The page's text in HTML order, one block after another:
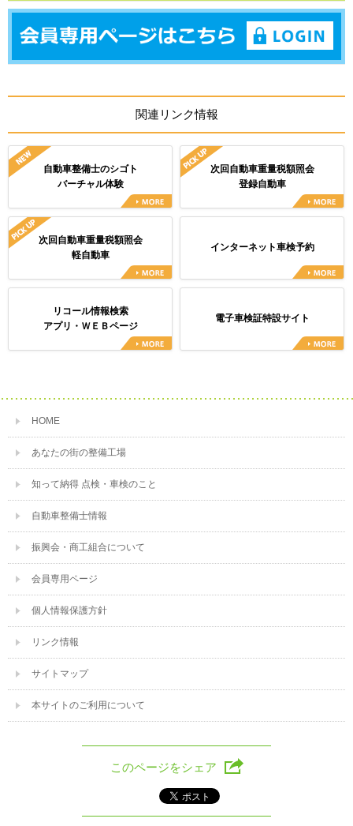
関連リンク情報
自動車整備士のシゴト
バーチャル体験
次回自動車重量税額照会
登録自動車
次回自動車重量税額照会
軽自動車
インターネット車検予約
リコール情報検索
アプリ・ＷＥＢページ
電子車検証特設サイト
HOME
あなたの街の整備工場
知って納得 点検・車検のこと
自動車整備士情報
振興会・商工組合について
会員専用ページ
個人情報保護方針
リンク情報
サイトマップ
本サイトのご利用について
このページをシェア